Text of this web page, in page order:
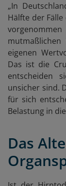
„In
Hälfte der
eigenen
Das ist die
entscheiden
unsicher sind.
für sich
Belastung in
Das